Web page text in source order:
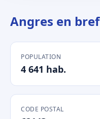
Angres en bref
POPULATION
4 641 hab.
CODE POSTAL